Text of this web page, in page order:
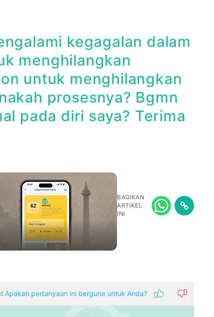
kegagalan dalam
menghilangkan
untuk menghilangkan
prosesnya? Bgmn
pada diri saya? Terima
BAGIKAN
ARTIKEL
INI
Apakah pertanyaan ini berguna untuk Anda?